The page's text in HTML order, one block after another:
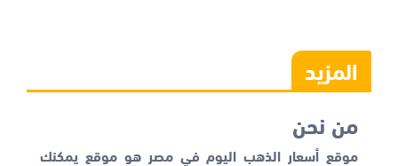
المزيد
من نحن
موقع أسعار الذهب اليوم في مصر هو موقع يمكنك